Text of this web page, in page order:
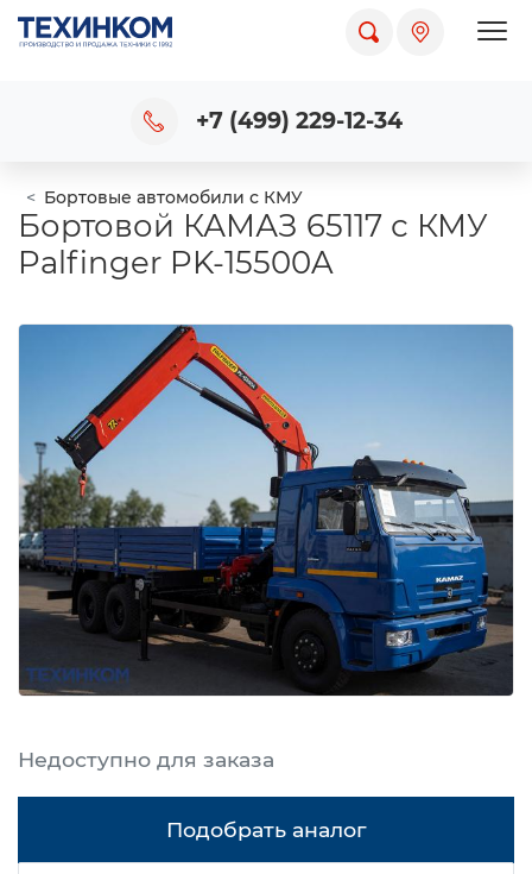
+7 (499) 229-12-34
Бортовые автомобили с КМУ
Бортовой КАМАЗ 65117 с КМУ
Palfinger PK-15500A
Подобрать аналог